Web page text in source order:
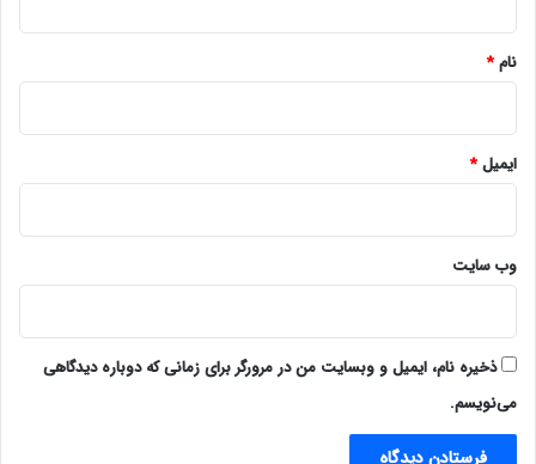
نام*
ایمیل*
وب‌ سایت
ذخیره نام، ایمیل و وبسایت من در مرورگر برای زمانی که دوباره دیدگاهی
می‌نویسم.